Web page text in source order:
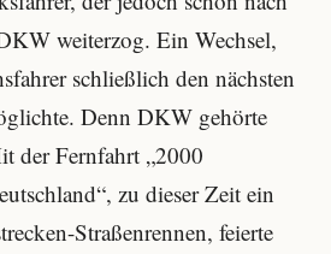
weiterzog. Ein Wechsel,
schließlich den nächsten
Denn DKW gehörte
der Fernfahrt „2000
zu dieser Zeit ein
Straßenrennen, feierte